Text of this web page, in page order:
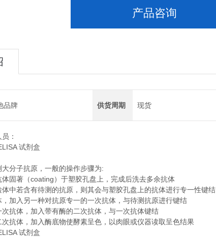
产品咨询
品牌 供货周期 现货
：
试剂盒
分子抗原，一般的操作步骤为:
固著（coating）于塑胶孔盘上，完成后洗去多余抗体
中若含有待测的抗原，则其会与塑胶孔盘上的抗体进行专一性键结
加入另一种对抗原专一的一次抗体，与待测抗原进行键结
抗体，加入带有酶的二次抗体，与一次抗体键结
抗体，加入酶底物使酵素呈色，以肉眼或仪器读取呈色结果
试剂盒